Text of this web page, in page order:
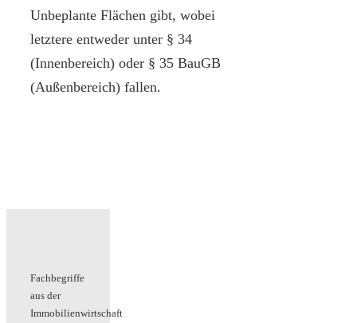
Unbeplante Flächen gibt, wobei
letztere entweder unter § 34
(Innenbereich) oder § 35 BauGB
(Außenbereich) fallen.
Fachbegriffe
aus der
Immobilienwirtschaft